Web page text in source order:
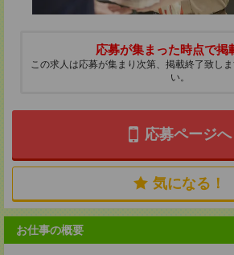
応募が集まった時点で掲
この求人は応募が集まり次第、掲載終了致し
い。
応募ページへ
気になる！
お仕事の概要